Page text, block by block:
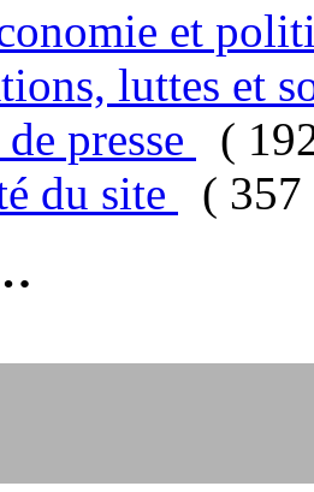
et
luttes et
presse
(
du site
( 357